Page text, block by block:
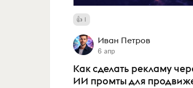
1
Иван Петров
6 апр
Как сделать рекламу
ИИ промты для